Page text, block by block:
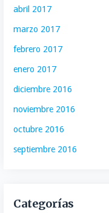
abril 2017
marzo 2017
febrero 2017
enero 2017
diciembre 2016
noviembre 2016
octubre 2016
septiembre 2016
Categorías